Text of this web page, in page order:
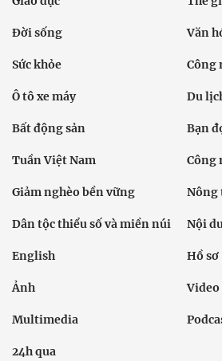
Đời sống Văn
Sức khỏe Công
Ô tô xe máy Du
Bất động sản Bạn
Tuần Việt Nam Công
Giảm nghèo bền vững Nông
Dân tộc thiểu số và miền núi Nội
English Hồ sơ
Ảnh Video
Multimedia
24h qua